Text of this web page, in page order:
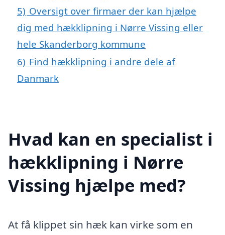
5) Oversigt over firmaer der kan hjælpe
dig med hækklipning i Nørre Vissing eller
hele Skanderborg kommune
6) Find hækklipning i andre dele af
Danmark
Hvad kan en specialist i
hækklipning i Nørre
Vissing hjælpe med?
At få klippet sin hæk kan virke som en